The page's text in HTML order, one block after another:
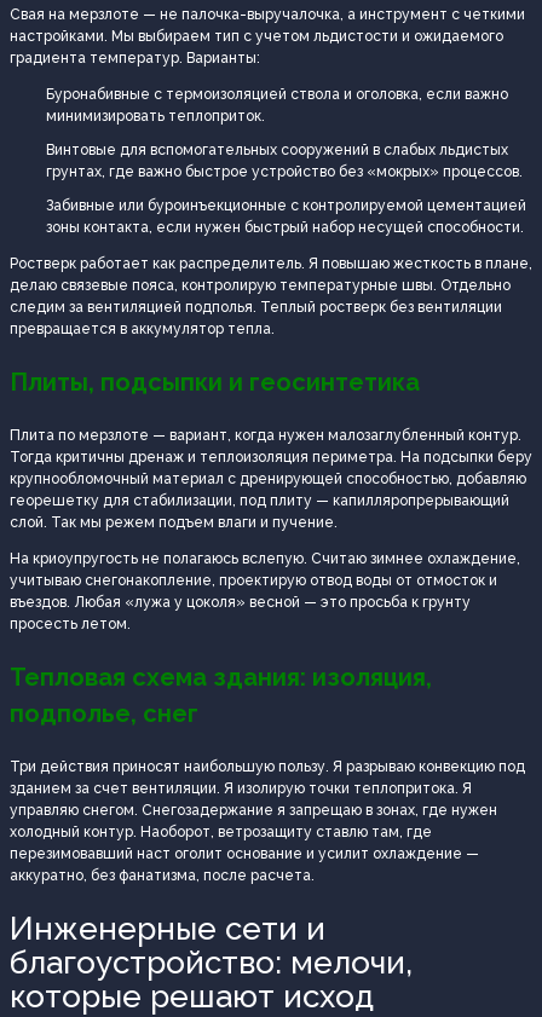
Свая на мерзлоте — не палочка-выручалочка, а инструмент с четкими
настройками. Мы выбираем тип с учетом льдистости и ожидаемого
градиента температур. Варианты:
Буронабивные с термоизоляцией ствола и оголовка, если важно
минимизировать теплоприток.
Винтовые для вспомогательных сооружений в слабых льдистых
грунтах, где важно быстрое устройство без «мокрых» процессов.
Забивные или буроинъекционные с контролируемой цементацией
зоны контакта, если нужен быстрый набор несущей способности.
Ростверк работает как распределитель. Я повышаю жесткость в плане,
делаю связевые пояса, контролирую температурные швы. Отдельно
следим за вентиляцией подполья. Теплый ростверк без вентиляции
превращается в аккумулятор тепла.
Плиты, подсыпки и геосинтетика
Плита по мерзлоте — вариант, когда нужен малозаглубленный контур.
Тогда критичны дренаж и теплоизоляция периметра. На подсыпки беру
крупнообломочный материал с дренирующей способностью, добавляю
георешетку для стабилизации, под плиту — капилляропрерывающий
слой. Так мы режем подъем влаги и пучение.
На криоупругость не полагаюсь вслепую. Считаю зимнее охлаждение,
учитываю снегонакопление, проектирую отвод воды от отмосток и
въездов. Любая «лужа у цоколя» весной — это просьба к грунту
просесть летом.
Тепловая схема здания: изоляция,
подполье, снег
Три действия приносят наибольшую пользу. Я разрываю конвекцию под
зданием за счет вентиляции. Я изолирую точки теплопритока. Я
управляю снегом. Снегозадержание я запрещаю в зонах, где нужен
холодный контур. Наоборот, ветрозащиту ставлю там, где
перезимовавший наст оголит основание и усилит охлаждение —
аккуратно, без фанатизма, после расчета.
Инженерные сети и
благоустройство: мелочи,
которые решают исход